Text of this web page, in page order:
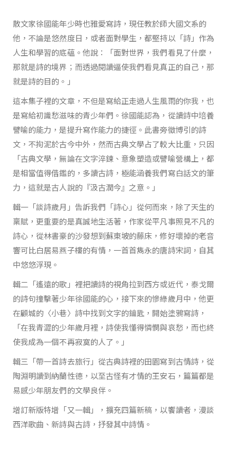
散文家徐國能年少時也雅愛寫詩，現任教於師大國文系的
他，不論是悠然度日，或者面對學生，都堅持以「詩」作為
人生和學習的底蘊。他說：「面對世界，我們看見了什麼，
那就是詩的境界；而透過閱讀逼使我們看見真正的自己，那
就是詩的目的。」
這本集子裡的文章，不但是寫給正走過人生風雨的你我，也
是寫給初識愁滋味的青少年們。徐國能認為，從讀詩中培養
譬喻的能力，是提升寫作能力的捷徑。此書旁徵博引的詩
文，不拘泥於古今中外，然而古典文學占了較大比重，只因
「古典文學，無論在文字淬鍊、意象塑造或譬喻營構上，都
是相當值得借鑑的，多讀古詩，極能涵養我們寫白話文的筆
力，這就是古人說的『汲古潤今』之意。」
輯一「談詩歲月」告訴我們「詩心」從何而來，除了天生的
稟賦，更重要的是真誠地生活著，作家從平凡事照見不凡的
詩心，從林書豪的沙發想到蘇東坡的藤床，修好壞掉的老音
響可比白居易燕子樓的有情，一首首雋永的唐詩宋詞，自其
中悠悠浮現。
輯二「遙遠的歌」裡把讀詩的視角拉到西方或近代，泰戈爾
的詩句撞擊著少年徐國能的心，接下來的慘綠歲月中，他更
在顧城的〈小巷〉詩中找到文字的鑰匙，開始塗鴉寫詩，
「在我青澀的少年歲月裡，詩使我懂得憐憫與哀愁，而也終
使我成為一個不再寂寞的人了。」
輯三「帶一首詩去旅行」從古典詩裡的田園寫到古情詩，從
陶淵明讀到納蘭性德，以至古怪有才情的王安石，篇篇都是
易感少年朋友們的文學良伴。
增訂新版特增「又一輯」，擴充四篇新稿，以饗讀者，漫談
西洋歌曲、新詩與古詩，抒發其中詩情。